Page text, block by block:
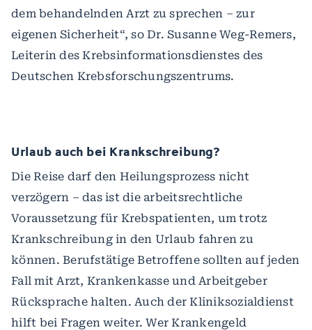
dem behandelnden Arzt zu sprechen – zur
eigenen Sicherheit“, so Dr. Susanne Weg-Remers,
Leiterin des Krebsinformationsdienstes des
Deutschen Krebsforschungszentrums.
Urlaub auch bei Krankschreibung?
Die Reise darf den Heilungsprozess nicht
verzögern – das ist die arbeitsrechtliche
Voraussetzung für Krebspatienten, um trotz
Krankschreibung in den Urlaub fahren zu
können. Berufstätige Betroffene sollten auf jeden
Fall mit Arzt, Krankenkasse und Arbeitgeber
Rücksprache halten. Auch der Kliniksozialdienst
hilft bei Fragen weiter. Wer Krankengeld